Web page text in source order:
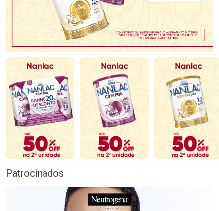
Patrocinados